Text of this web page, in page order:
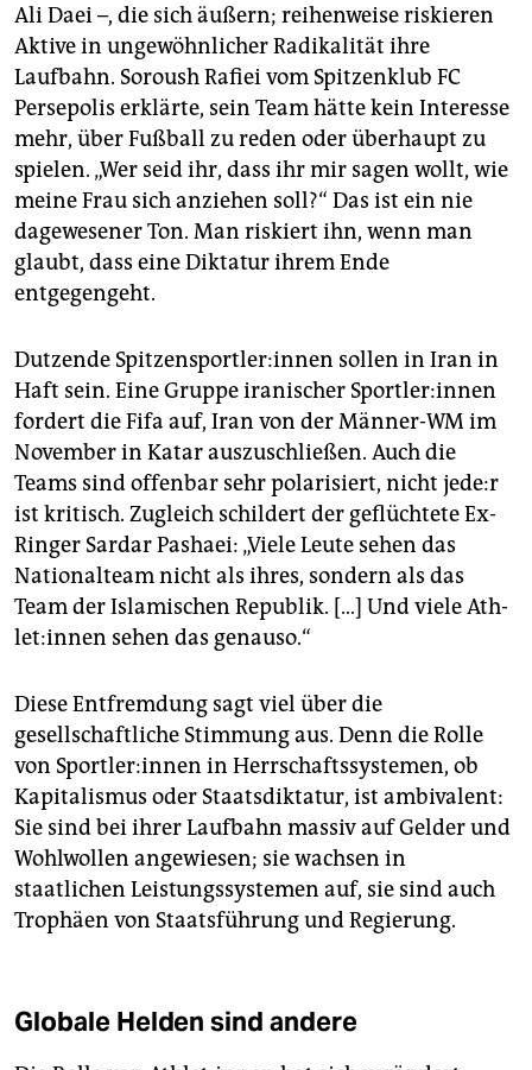
Ali Daei –, die sich äußern; reihenweise riskieren
Aktive in ungewöhnlicher Radikalität ihre
Laufbahn. Soroush Rafiei vom Spitzenklub FC
Persepolis erklärte, sein Team hätte kein Interesse
mehr, über Fußball zu reden oder überhaupt zu
spielen. „Wer seid ihr, dass ihr mir sagen wollt, wie
meine Frau sich anziehen soll?“ Das ist ein nie
dagewesener Ton. Man riskiert ihn, wenn man
glaubt, dass eine Diktatur ihrem Ende
entgegengeht.
Dutzende Spit­zen­sport­le­r:in­nen sollen in Iran in
Haft sein. Eine Gruppe iranischer Sport­le­r:in­nen
fordert die Fifa auf, Iran von der Männer-WM im
November in Katar auszuschließen. Auch die
Teams sind offenbar sehr polarisiert, nicht je­de:r
ist kritisch. Zugleich schildert der geflüchtete Ex-
Ringer Sardar Pashaei: „Viele Leute sehen das
Nationalteam nicht als ihres, sondern als das
Team der Islamischen Republik. […] Und viele Ath­
le­t:in­nen sehen das genauso.“
Diese Entfremdung sagt viel über die
gesellschaftliche Stimmung aus. Denn die Rolle
von Sport­le­r:in­nen in Herrschaftssystemen, ob
Kapitalismus oder Staatsdiktatur, ist ambivalent:
Sie sind bei ihrer Laufbahn massiv auf Gelder und
Wohlwollen angewiesen; sie wachsen in
staatlichen Leistungssystemen auf, sie sind auch
Trophäen von Staatsführung und Regierung.
Globale Helden sind andere